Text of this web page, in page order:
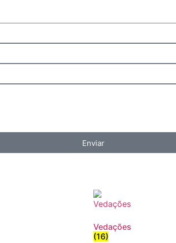
Enviar
Vedações
(16)